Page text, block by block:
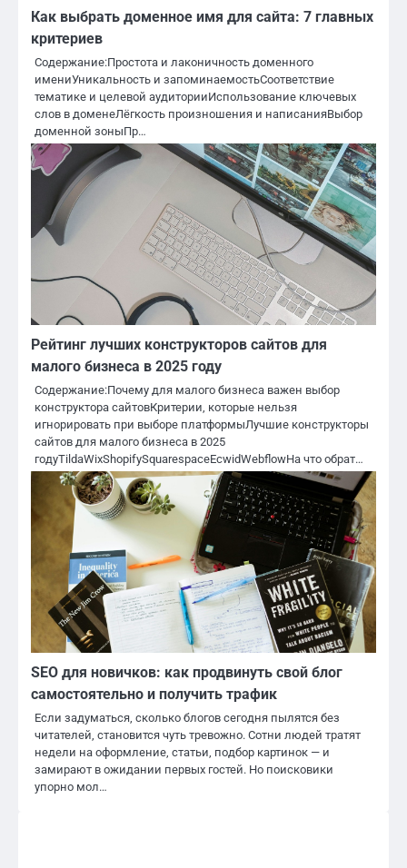
Как выбрать доменное имя для сайта: 7 главных
критериев
Содержание:Простота и лаконичность доменного
имениУникальность и запоминаемостьСоответствие
тематике и целевой аудиторииИспользование ключевых
слов в доменеЛёгкость произношения и написанияВыбор
доменной зоныПр…
Рейтинг лучших конструкторов сайтов для
малого бизнеса в 2025 году
Содержание:Почему для малого бизнеса важен выбор
конструктора сайтовКритерии, которые нельзя
игнорировать при выборе платформыЛучшие конструкторы
сайтов для малого бизнеса в 2025
годуTildaWixShopifySquarespaceEcwidWebflowНа что обрат…
SEO для новичков: как продвинуть свой блог
самостоятельно и получить трафик
Если задуматься, сколько блогов сегодня пылятся без
читателей, становится чуть тревожно. Сотни людей тратят
недели на оформление, статьи, подбор картинок — и
замирают в ожидании первых гостей. Но поисковики
упорно мол…